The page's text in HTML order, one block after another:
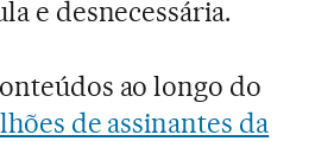
e desnecessária.
ao longo do
de assinantes da